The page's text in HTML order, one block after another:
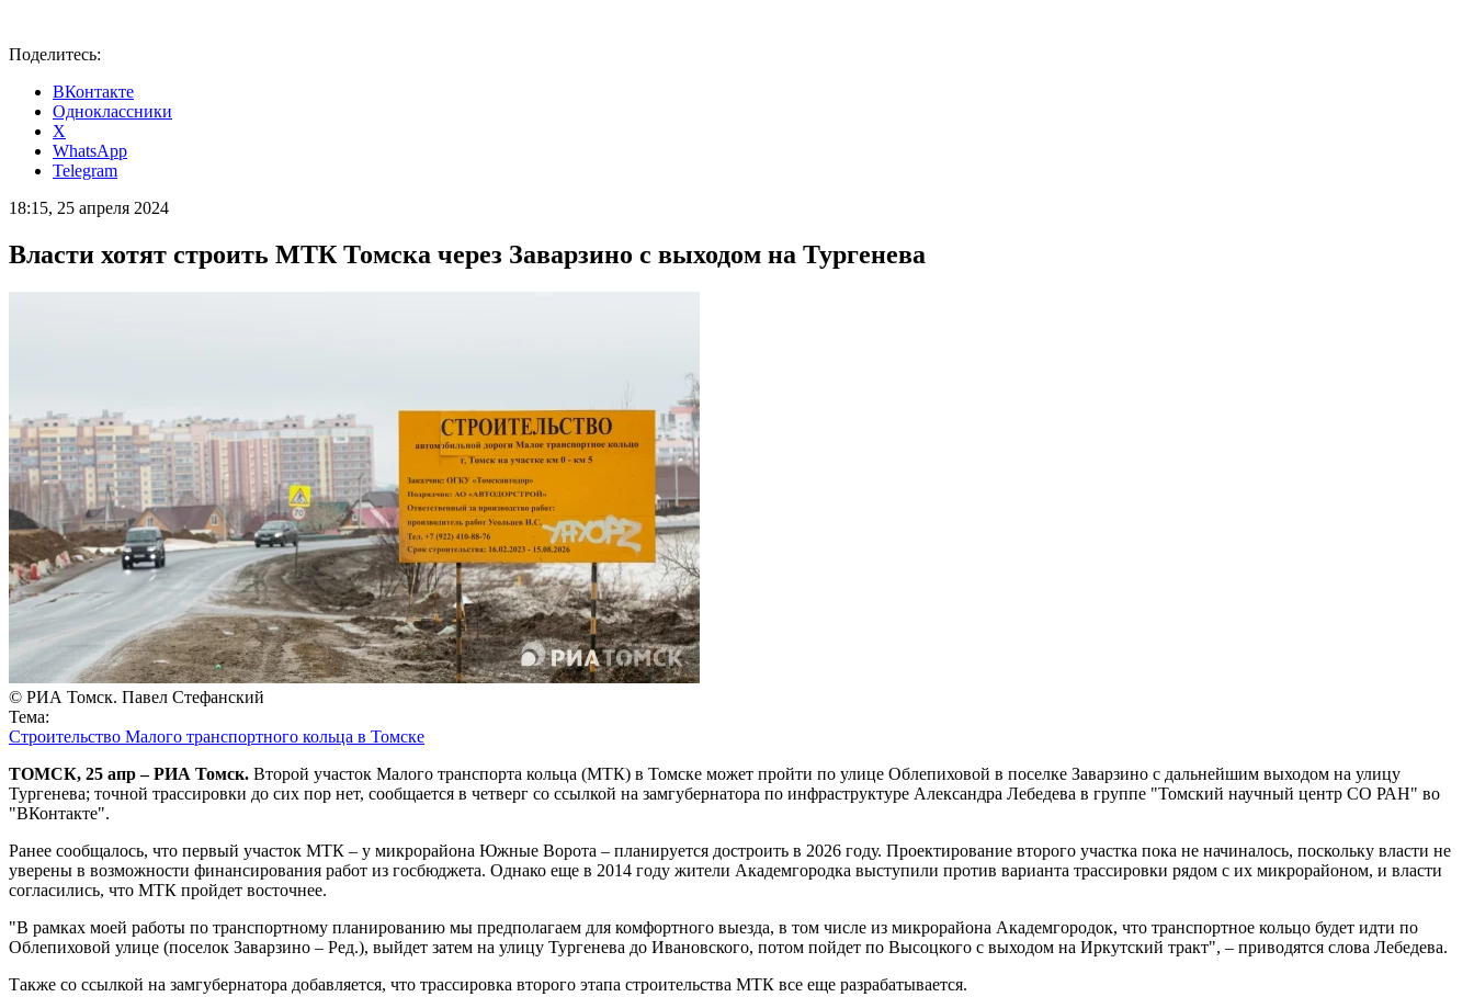
Поделитесь:
ВКонтакте
Одноклассники
X
WhatsApp
Telegram
18:15, 25 апреля 2024
Власти хотят строить МТК Томска через Заварзино с выходом на Тургенева
© РИА Томск. Павел Стефанский
Тема:
Строительство Малого транспортного кольца в Томске
ТОМСК, 25 апр – РИА Томск. Второй участок Малого транспорта кольца (МТК) в Томске может пройти по улице Облепиховой в поселке Заварзино с дальнейшим выходом на улицу
Тургенева; точной трассировки до сих пор нет, сообщается в четверг со ссылкой на замгубернатора по инфраструктуре Александра Лебедева в группе "Томский научный центр СО РАН" во
"ВКонтакте".
Ранее сообщалось, что первый участок МТК – у микрорайона Южные Ворота – планируется достроить в 2026 году. Проектирование второго участка пока не начиналось, поскольку власти не
уверены в возможности финансирования работ из госбюджета. Однако еще в 2014 году жители Академгородка выступили против варианта трассировки рядом с их микрорайоном, и власти
согласились, что МТК пройдет восточнее.
"В рамках моей работы по транспортному планированию мы предполагаем для комфортного выезда, в том числе из микрорайона Академгородок, что транспортное кольцо будет идти по
Облепиховой улице (поселок Заварзино – Ред.), выйдет затем на улицу Тургенева до Ивановского, потом пойдет по Высоцкого с выходом на Иркутский тракт", – приводятся слова Лебедева.
Также со ссылкой на замгубернатора добавляется, что трассировка второго этапа строительства МТК все еще разрабатывается.